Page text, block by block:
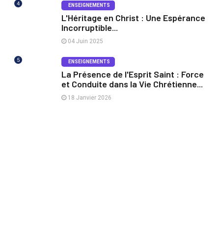
4 ENSEIGNEMENTS
L'Héritage en Christ : Une Espérance
Incorruptible...
04 Juin 2025
5 ENSEIGNEMENTS
La Présence de l'Esprit Saint : Force
et Conduite dans la Vie Chrétienne...
18 Janvier 2026